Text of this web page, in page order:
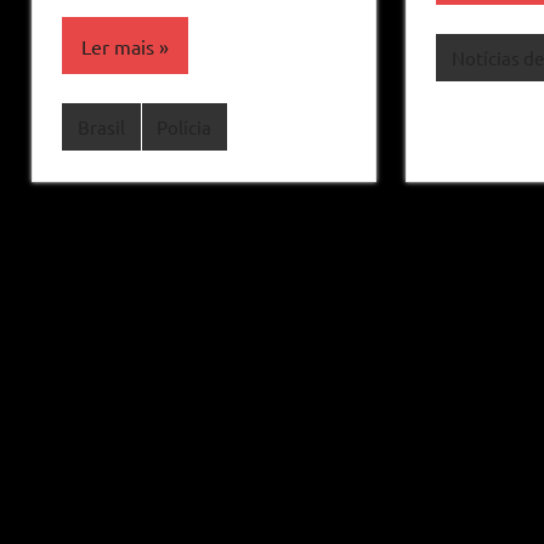
Ler mais